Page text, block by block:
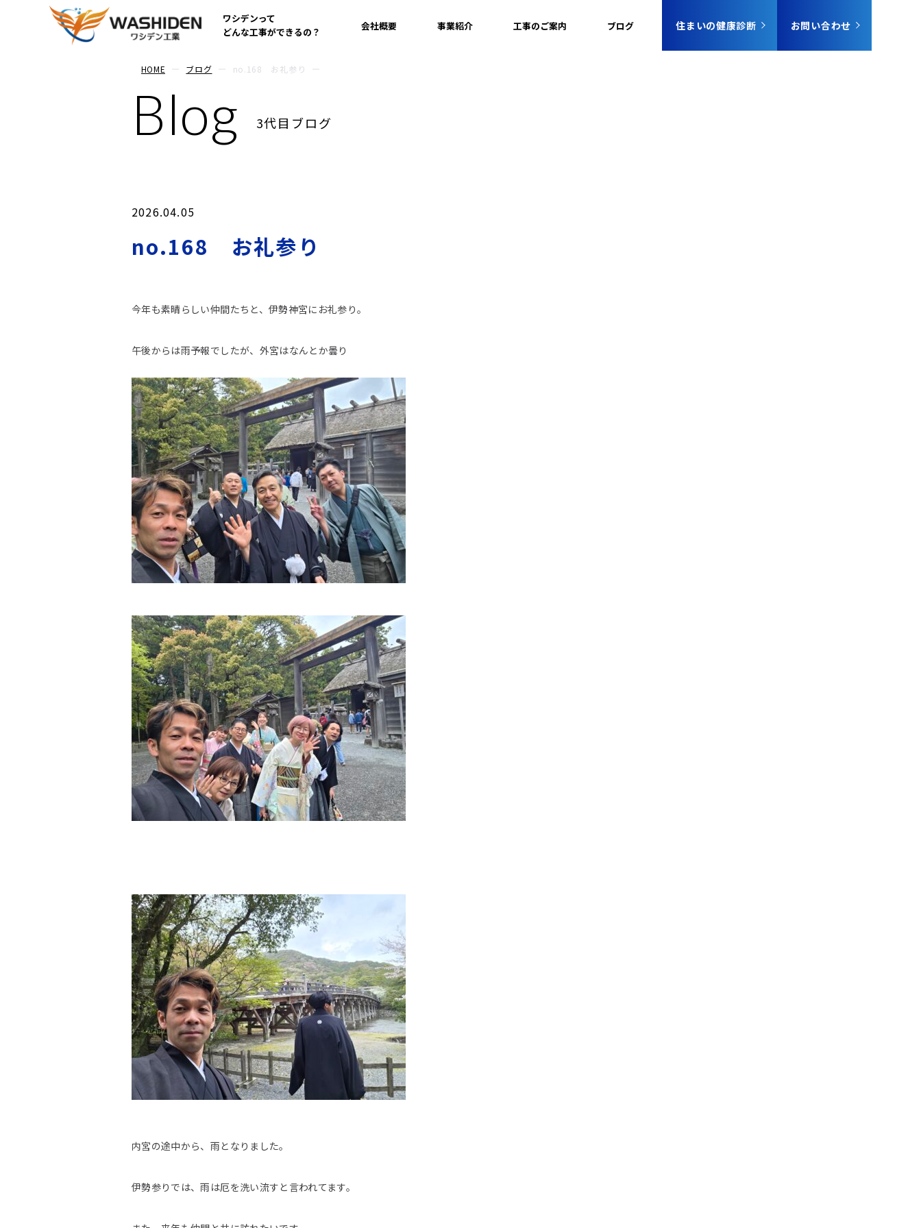
ワシデンって
どんな工事ができるの？
会社概要 事業紹介 工事のご案内 ブログ 住まいの健康診断 お問い合わせ
HOME ブログ no.168 お礼参り
Blog 3代目ブログ
2026.04.05
no.168 お礼参り
今年も素晴らしい仲間たちと、伊勢神宮にお礼参り。
午後からは雨予報でしたが、外宮はなんとか曇り
内宮の途中から、雨となりました。
伊勢参りでは、雨は厄を洗い流すと言われてます。